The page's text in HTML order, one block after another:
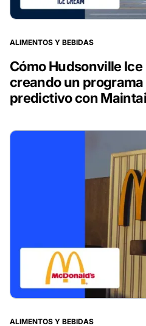
ALIMENTOS Y BEBIDAS
Cómo Hudsonville
creando un
predictivo con
ALIMENTOS Y BEBIDAS